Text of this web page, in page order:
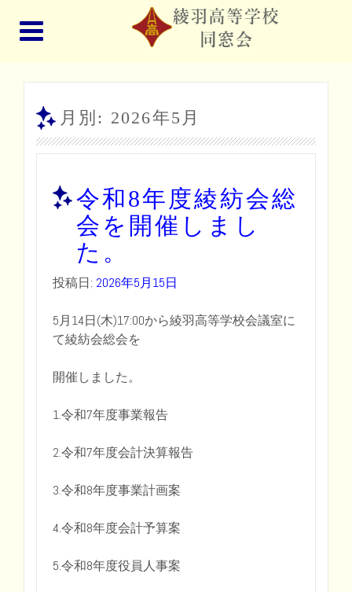
月別: 2026年5月
令和8年度綾紡会総
会を開催しまし
た。
投稿日: 2026年5月15日
5月14日(木)17:00から綾羽高等学校会議室に
て綾紡会総会を
開催しました。
1.令和7年度事業報告
2.令和7年度会計決算報告
3.令和8年度事業計画案
4.令和8年度会計予算案
5.令和8年度役員人事案